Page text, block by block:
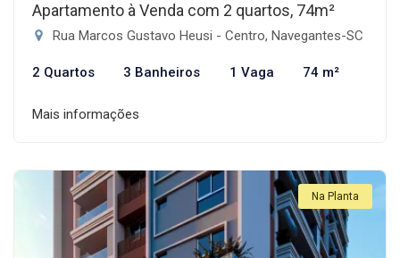
Apartamento à Venda com 2 quartos, 74m²
Rua Marcos Gustavo Heusi - Centro, Navegantes-SC
2 Quartos 3 Banheiros 1 Vaga 74 m²
Mais informações
Na Planta